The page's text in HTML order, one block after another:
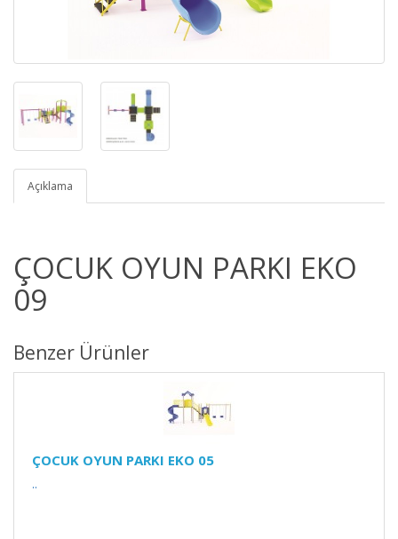
Açıklama
ÇOCUK OYUN PARKI EKO
09
Benzer Ürünler
ÇOCUK OYUN PARKI EKO 05
..